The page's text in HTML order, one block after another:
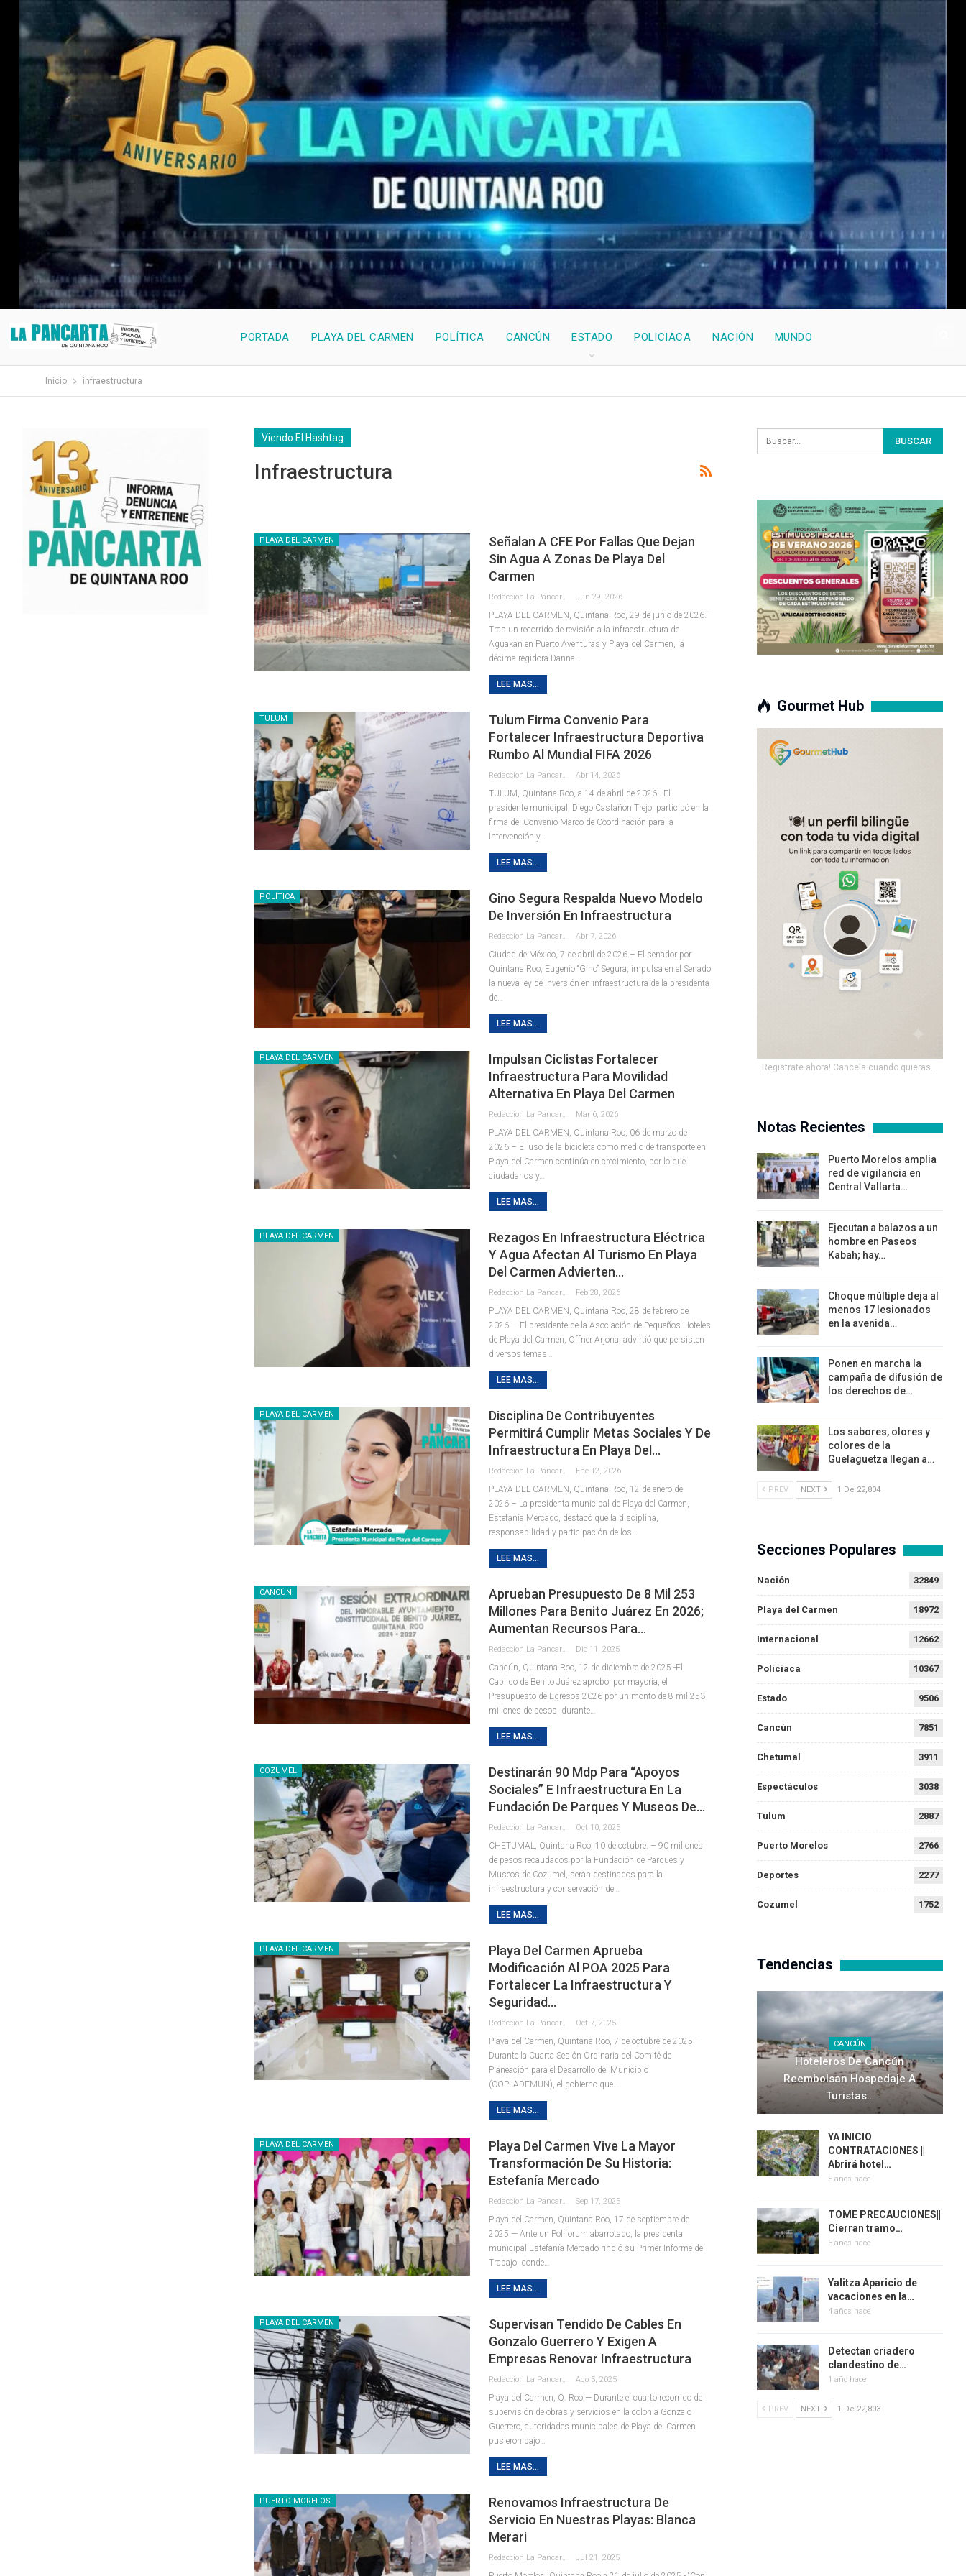
PORTADA PLAYA DEL CARMEN POLÍTICA CANCÚN ESTADO POLICIACA NACIÓN MUNDO
Inicio infraestructura
Viendo El Hashtag
Infraestructura
PLAYA DEL CARMEN
Señalan A CFE Por Fallas Que Dejan
Sin Agua A Zonas De Playa Del
Carmen
Jun 29, 2026
PLAYA DEL CARMEN, Quintana Roo, 29 de junio de 2026.-
Tras un recorrido de revisión a la infraestructura de
Aguakan en Puerto Aventuras y Playa del Carmen, la
décima regidora Danna
LEE MAS...
TULUM
Tulum Firma Convenio Para
Fortalecer Infraestructura Deportiva
Rumbo Al Mundial FIFA 2026
Abr 14, 2026
TULUM, Quintana Roo, a 14 de abril de 2026.- El
presidente municipal, Diego Castañón Trejo, participó en la
firma del Convenio Marco de Coordinación para la
Intervención y…
LEE MAS...
POLÍTICA
Gino Segura Respalda Nuevo Modelo
De Inversión En Infraestructura
Abr 7, 2026
Ciudad de México, 7 de abril de 2026.– El senador por
Quintana Roo, Eugenio “Gino” Segura, impulsa en el Senado
la nueva ley de inversión en infraestructura de la presidenta
de
LEE MAS...
PLAYA DEL CARMEN
Impulsan Ciclistas Fortalecer
Infraestructura Para Movilidad
Alternativa En Playa Del Carmen
Mar 6, 2026
PLAYA DEL CARMEN, Quintana Roo, 06 de marzo de
2026.– El uso de la bicicleta como medio de transporte en
Playa del Carmen continúa en crecimiento, por lo que
ciudadanos y…
LEE MAS...
PLAYA DEL CARMEN
Rezagos En Infraestructura Eléctrica
Y Agua Afectan Al Turismo En Playa
Del Carmen Advierten…
Feb 28, 2026
PLAYA DEL CARMEN, Quintana Roo, 28 de febrero de
2026.— El presidente de la Asociación de Pequeños Hoteles
de Playa del Carmen, Offner Arjona, advirtió que persisten
diversos temas
LEE MAS...
PLAYA DEL CARMEN
Disciplina De Contribuyentes
Permitirá Cumplir Metas Sociales Y De
Infraestructura En Playa Del…
Ene 12, 2026
PLAYA DEL CARMEN, Quintana Roo, 12 de enero de
2026.– La presidenta municipal de Playa del Carmen,
Estefanía Mercado, destacó que la disciplina,
responsabilidad y participación de los
LEE MAS...
CANCÚN
Aprueban Presupuesto De 8 Mil 253
Millones Para Benito Juárez En 2026;
Aumentan Recursos Para…
Dic 11, 2025
Cancún, Quintana Roo, 12 de diciembre de 2025.-El
Cabildo de Benito Juárez aprobó, por mayoría, el
Presupuesto de Egresos 2026 por un monto de 8 mil 253
millones de pesos, durante
LEE MAS...
COZUMEL
Destinarán 90 Mdp Para “apoyos
Sociales” E Infraestructura En La
Fundación De Parques Y Museos De…
Oct 10, 2025
CHETUMAL, Quintana Roo, 10 de octubre. – 90 millones
de pesos recaudados por la Fundación de Parques y
Museos de Cozumel, serán destinados para la
infraestructura y conservación de
LEE MAS...
PLAYA DEL CARMEN
Playa Del Carmen Aprueba
Modificación Al POA 2025 Para
Fortalecer La Infraestructura Y
Seguridad…
Oct 7, 2025
Playa del Carmen, Quintana Roo, 7 de octubre de 2025.–
Durante la Cuarta Sesión Ordinaria del Comité de
Planeación para el Desarrollo del Municipio
(COPLADEMUN), el gobierno que
LEE MAS...
PLAYA DEL CARMEN
Playa Del Carmen Vive La Mayor
Transformación De Su Historia:
Estefanía Mercado
Sep 17, 2025
Playa del Carmen, Quintana Roo, 17 de septiembre de
2025.— Ante un Poliforum abarrotado, la presidenta
municipal Estefanía Mercado rindió su Primer Informe de
Trabajo, donde
LEE MAS...
PLAYA DEL CARMEN
Supervisan Tendido De Cables En
Gonzalo Guerrero Y Exigen A
Empresas Renovar Infraestructura
Ago 5, 2025
Playa del Carmen, Q. Roo.— Durante el cuarto recorrido de
supervisión de obras y servicios en la colonia Gonzalo
Guerrero, autoridades municipales de Playa del Carmen
pusieron bajo
LEE MAS...
PUERTO MORELOS
Renovamos Infraestructura De
Servicio En Nuestras Playas: Blanca
Merari
Jul 21, 2025
Gourmet Hub
Registrate ahora! Cancela cuando quieras...
Notas Recientes
Puerto Morelos amplia
red de vigilancia en
Central Vallarta…
Ejecutan a balazos a un
hombre en Paseos
Kabah; hay…
Choque múltiple deja al
menos 17 lesionados
en la avenida…
Ponen en marcha la
campaña de difusión de
los derechos de…
Los sabores, olores y
colores de la
Guelaguetza llegan a…
PREV NEXT 1 De 22,804
Secciones Populares
Nación 32849
Playa del Carmen 18972
Internacional 12662
Policiaca 10367
Estado 9506
Cancún 7851
Chetumal 3911
Espectáculos 3038
Tulum 2887
Puerto Morelos 2766
Deportes 2277
Cozumel 1752
Tendencias
CANCÚN
Hoteleros De Cancún
Reembolsan Hospedaje A
Turistas…
YA INICIO
CONTRATACIONES ||
Abrirá hotel…
5 años hace
TOME PRECAUCIONES||
Cierran tramo…
5 años hace
Yalitza Aparicio de
vacaciones en la…
4 años hace
Detectan criadero
clandestino de…
1 año hace
PREV NEXT 1 De 22,803